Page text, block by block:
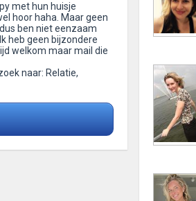
met hun huisje
hoor haha. Maar geen
ben niet eenzaam
heb geen bijzondere
welkom maar mail die
naar: Relatie,